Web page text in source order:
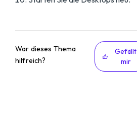
War dieses Thema
hilfreich?
Gefällt
mir